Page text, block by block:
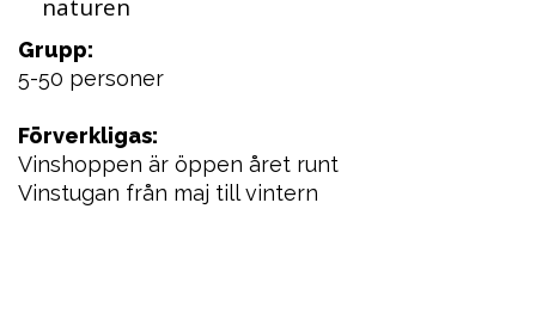
naturen
Grupp:
5-50 personer
Förverkligas:
Vinshoppen är öppen året runt
Vinstugan från maj till vintern